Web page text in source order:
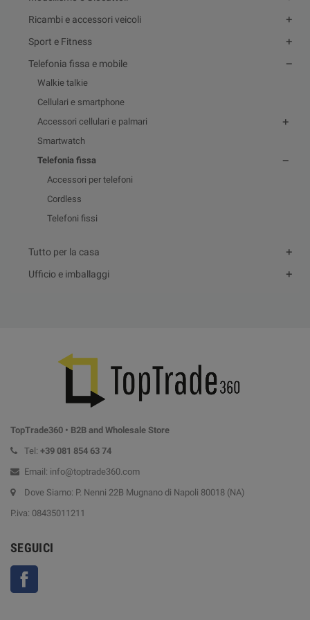
Ricambi e accessori veicoli
Sport e Fitness
Telefonia fissa e mobile
Walkie talkie
Cellulari e smartphone
Accessori cellulari e palmari
Smartwatch
Telefonia fissa
Accessori per telefoni
Cordless
Telefoni fissi
Tutto per la casa
Ufficio e imballaggi
TopTrade360 • B2B and Wholesale Store
Tel: +39 081 854 63 74
Email: info@toptrade360.com
Dove Siamo: P. Nenni 22B Mugnano di Napoli 80018 (NA)
P.iva: 08435011211
SEGUICI